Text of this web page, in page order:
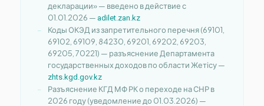
декларации» — введено в действие с
01.01.2026 — adilet.zan.kz
Коды ОКЭД из запретительного перечня (69101,
69102, 69109, 84230, 69201, 69202, 69203,
69205, 70221) — разъяснение Департамента
государственных доходов по области Жетісу —
zhts.kgd.gov.kz
Разъяснение КГД МФ РК о переходе на СНР в
2026 году (уведомление до 01.03.2026) —